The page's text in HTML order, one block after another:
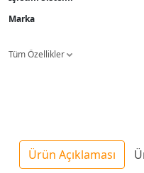
Marka
Tüm Özellikler
Ürün Açıklaması